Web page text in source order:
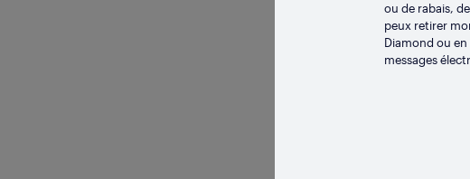
ou de rabais,
peux retirer
Diamond ou
messages